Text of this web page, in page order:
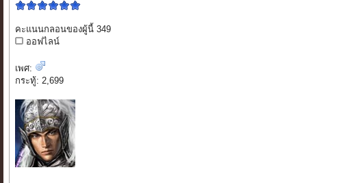
คะแนนกลอนของผู้นี้ 349
ออฟไลน์
เพศ:
กระทู้: 2,699